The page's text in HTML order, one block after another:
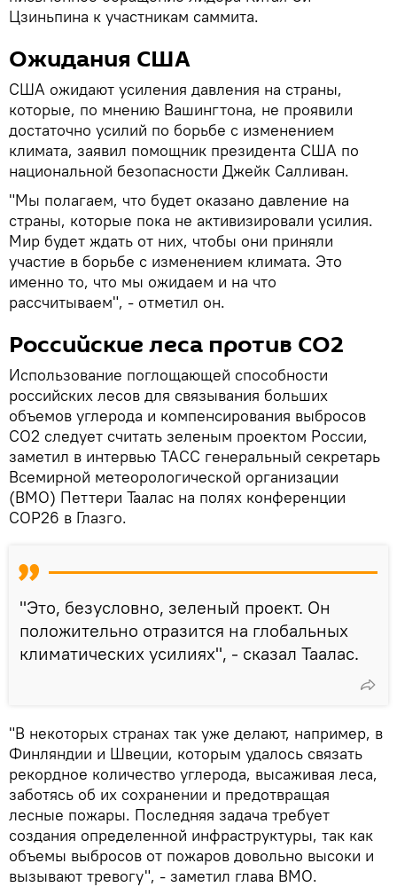
Цзиньпина к участникам саммита.
Ожидания США
США ожидают усиления давления на страны,
которые, по мнению Вашингтона, не проявили
достаточно усилий по борьбе с изменением
климата, заявил помощник президента США по
национальной безопасности Джейк Салливан.
"Мы полагаем, что будет оказано давление на
страны, которые пока не активизировали усилия.
Мир будет ждать от них, чтобы они приняли
участие в борьбе с изменением климата. Это
именно то, что мы ожидаем и на что
рассчитываем", - отметил он.
Российские леса против CO2
Использование поглощающей способности
российских лесов для связывания больших
объемов углерода и компенсирования выбросов
CO2 следует считать зеленым проектом России,
заметил в интервью ТАСС генеральный секретарь
Всемирной метеорологической организации
(ВМО) Петтери Таалас на полях конференции
COP26 в Глазго.
"Это, безусловно, зеленый проект. Он
положительно отразится на глобальных
климатических усилиях", - сказал Таалас.
"В некоторых странах так уже делают, например, в
Финляндии и Швеции, которым удалось связать
рекордное количество углерода, высаживая леса,
заботясь об их сохранении и предотвращая
лесные пожары. Последняя задача требует
создания определенной инфраструктуры, так как
объемы выбросов от пожаров довольно высоки и
вызывают тревогу", - заметил глава ВМО.